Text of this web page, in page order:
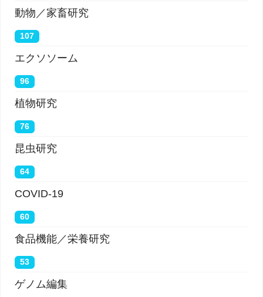
動物／家畜研究
107
エクソソーム
96
植物研究
76
昆虫研究
64
COVID-19
60
食品機能／栄養研究
53
ゲノム編集